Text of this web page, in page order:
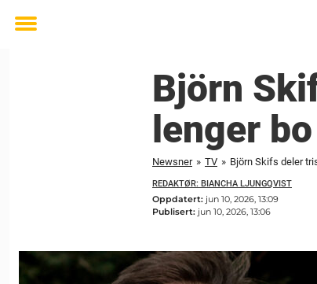
Toggle
Björn
lenger
Newsner » TV » Björn Skifs deler
REDAKTØR: BIANCHA LJUNGQVIST
Oppdatert: jun 10, 2026, 13:09
Publisert: jun 10, 2026, 13:06